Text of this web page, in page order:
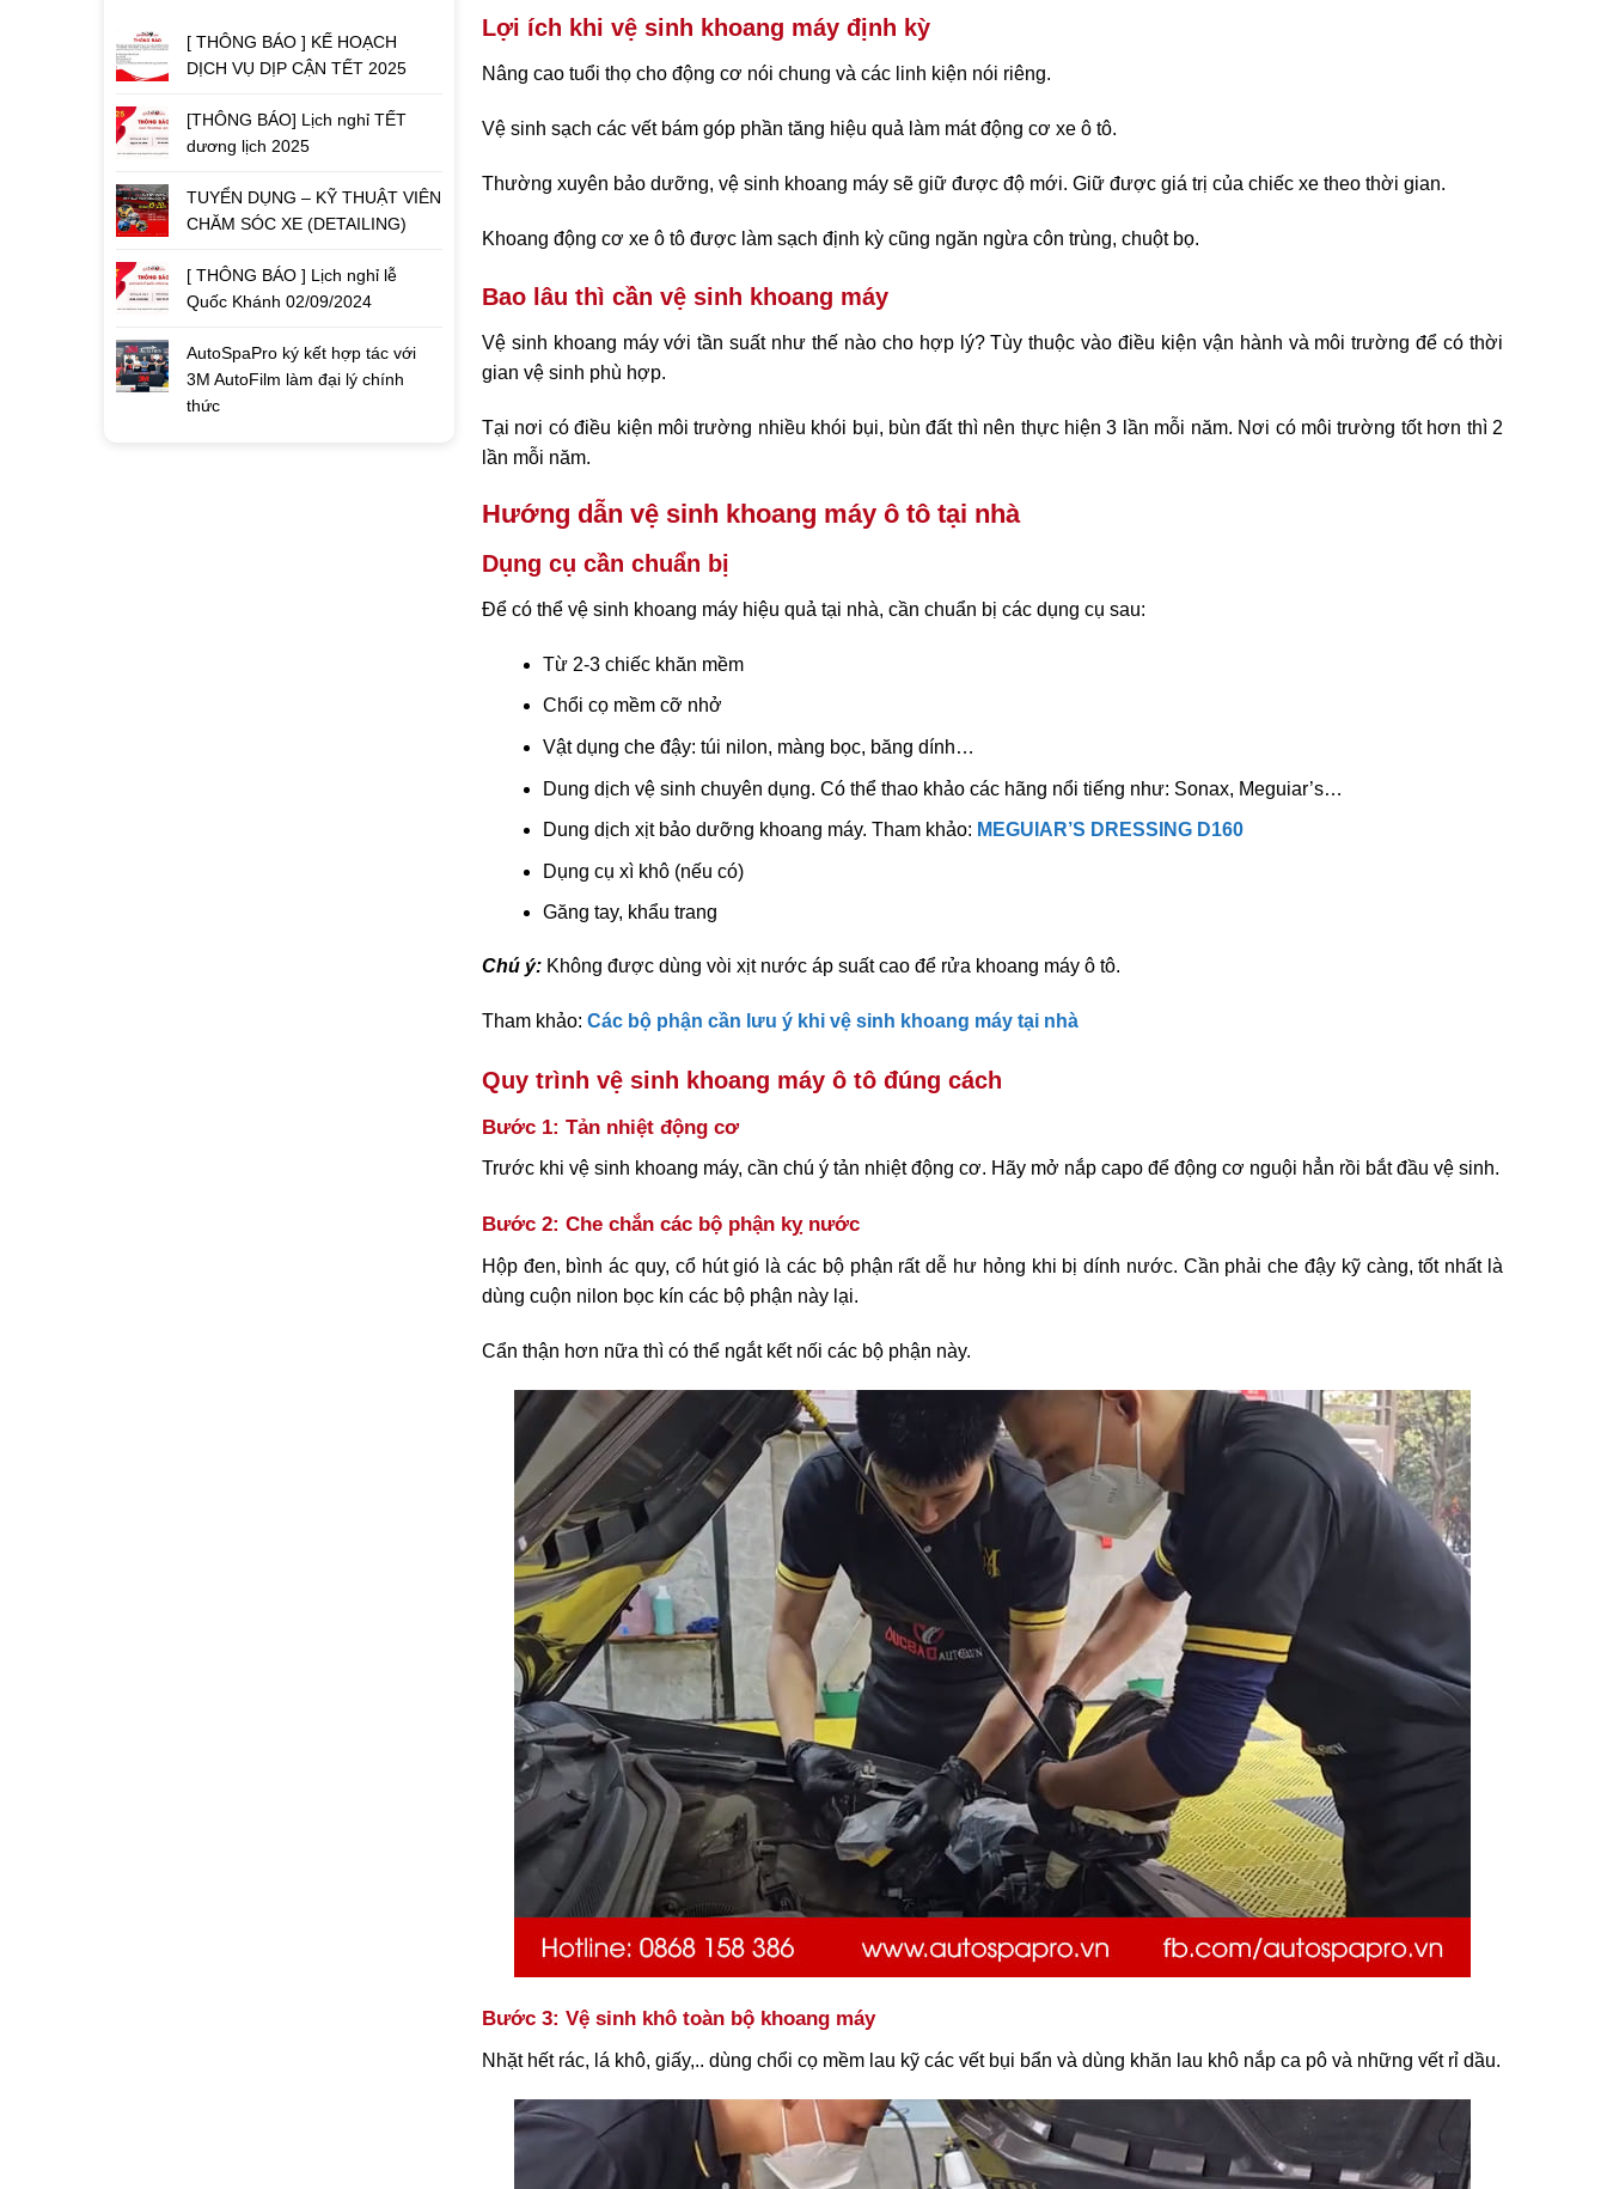
[ THÔNG BÁO ] KẾ HOẠCH
DỊCH VỤ DỊP CẬN TẾT 2025
[THÔNG BÁO] Lịch nghỉ TẾT
dương lịch 2025
TUYỂN DỤNG – KỸ THUẬT VIÊN
CHĂM SÓC XE (DETAILING)
[ THÔNG BÁO ] Lịch nghỉ lễ
Quốc Khánh 02/09/2024
AutoSpaPro ký kết hợp tác với
3M AutoFilm làm đại lý chính
thức
Lợi ích khi vệ sinh khoang máy định kỳ
Nâng cao tuổi thọ cho động cơ nói chung và các linh kiện nói riêng.
Vệ sinh sạch các vết bám góp phần tăng hiệu quả làm mát động cơ xe ô tô.
Thường xuyên bảo dưỡng, vệ sinh khoang máy sẽ giữ được độ mới. Giữ được giá trị của chiếc xe theo thời gian.
Khoang động cơ xe ô tô được làm sạch định kỳ cũng ngăn ngừa côn trùng, chuột bọ.
Bao lâu thì cần vệ sinh khoang máy
Vệ sinh khoang máy với tần suất như thế nào cho hợp lý? Tùy thuộc vào điều kiện vận hành và môi trường để có thời
gian vệ sinh phù hợp.
Tại nơi có điều kiện môi trường nhiều khói bụi, bùn đất thì nên thực hiện 3 lần mỗi năm. Nơi có môi trường tốt hơn thì 2
lần mỗi năm.
Hướng dẫn vệ sinh khoang máy ô tô tại nhà
Dụng cụ cần chuẩn bị
Để có thể vệ sinh khoang máy hiệu quả tại nhà, cần chuẩn bị các dụng cụ sau:
Từ 2-3 chiếc khăn mềm
Chổi cọ mềm cỡ nhở
Vật dụng che đậy: túi nilon, màng bọc, băng dính…
Dung dịch vệ sinh chuyên dụng. Có thể thao khảo các hãng nổi tiếng như: Sonax, Meguiar’s…
Dung dịch xịt bảo dưỡng khoang máy. Tham khảo: MEGUIAR’S DRESSING D160
Dụng cụ xì khô (nếu có)
Găng tay, khẩu trang
Chú ý: Không được dùng vòi xịt nước áp suất cao để rửa khoang máy ô tô.
Tham khảo: Các bộ phận cần lưu ý khi vệ sinh khoang máy tại nhà
Quy trình vệ sinh khoang máy ô tô đúng cách
Bước 1: Tản nhiệt động cơ
Trước khi vệ sinh khoang máy, cần chú ý tản nhiệt động cơ. Hãy mở nắp capo để động cơ nguội hẳn rồi bắt đầu vệ sinh.
Bước 2: Che chắn các bộ phận kỵ nước
Hộp đen, bình ác quy, cổ hút gió là các bộ phận rất dễ hư hỏng khi bị dính nước. Cần phải che đậy kỹ càng, tốt nhất là
dùng cuộn nilon bọc kín các bộ phận này lại.
Cẩn thận hơn nữa thì có thể ngắt kết nối các bộ phận này.
Bước 3: Vệ sinh khô toàn bộ khoang máy
Nhặt hết rác, lá khô, giấy,.. dùng chổi cọ mềm lau kỹ các vết bụi bẩn và dùng khăn lau khô nắp ca pô và những vết rỉ dầu.